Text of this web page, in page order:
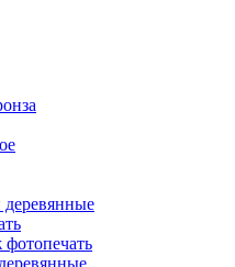
деревянные